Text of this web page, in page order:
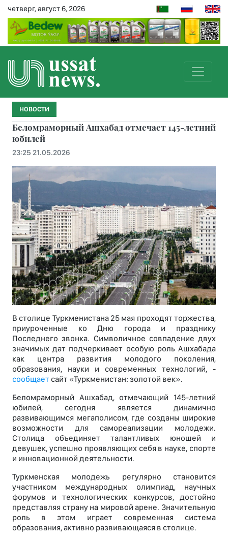
четверг, август 6, 2026
НОВОСТИ
Беломраморный Ашхабад отмечает 145-летний
юбилей
23:25 21.05.2026
В столице Туркменистана 25 мая проходят торжества,
приуроченные ко Дню города и празднику
Последнего звонка. Символичное совпадение двух
значимых дат подчеркивает особую роль Ашхабада
как центра развития молодого поколения,
образования, науки и современных технологий, -
сообщает сайт «Туркменистан: золотой век».
Беломраморный Ашхабад, отмечающий 145-летний
юбилей, сегодня является динамично
развивающимся мегаполисом, где созданы широкие
возможности для самореализации молодежи.
Столица объединяет талантливых юношей и
девушек, успешно проявляющих себя в науке, спорте
и инновационной деятельности.
Туркменская молодежь регулярно становится
участником международных олимпиад, научных
форумов и технологических конкурсов, достойно
представляя страну на мировой арене. Значительную
роль в этом играет современная система
образования, активно развивающаяся в столице.